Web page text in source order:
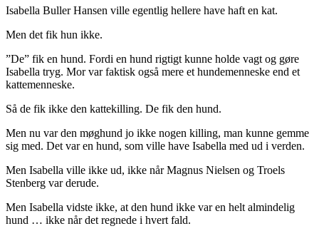
Isabella Buller Hansen ville egentlig hellere have haft en kat.
Men det fik hun ikke.
”De” fik en hund. Fordi en hund rigtigt kunne holde vagt og gøre
Isabella tryg. Mor var faktisk også mere et hundemenneske end et
kattemenneske.
Så de fik ikke den kattekilling. De fik den hund.
Men nu var den møghund jo ikke nogen killing, man kunne gemme
sig med. Det var en hund, som ville have Isabella med ud i verden.
Men Isabella ville ikke ud, ikke når Magnus Nielsen og Troels
Stenberg var derude.
Men Isabella vidste ikke, at den hund ikke var en helt almindelig
hund … ikke når det regnede i hvert fald.